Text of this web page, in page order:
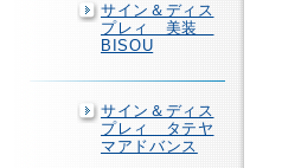
サイン＆ディス
プレィ 美装
BISOU
サイン＆ディス
プレィ タテヤ
マアドバンス